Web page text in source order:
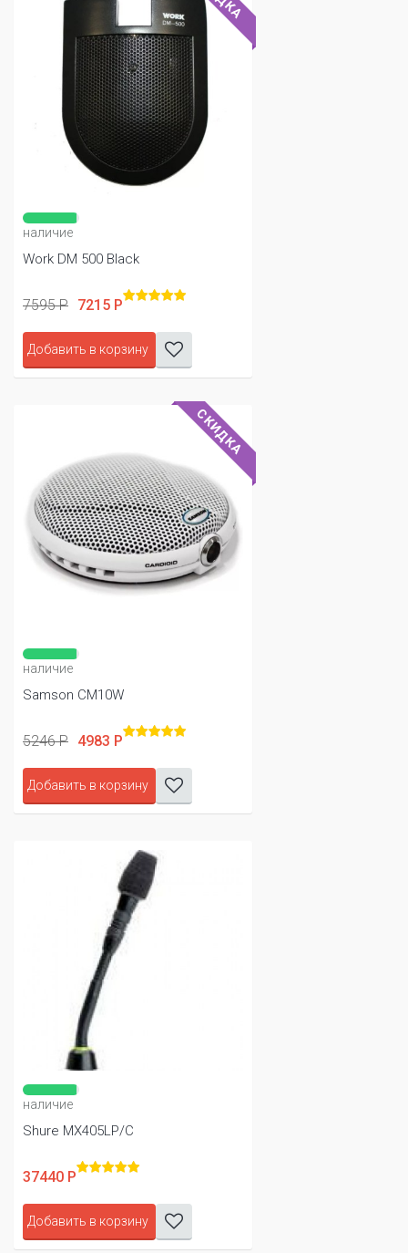
наличие
Work DM 500 Black
7595 Р 7215 Р
Добавить в корзину
СКИДКА
наличие
Samson CM10W
5246 Р 4983 Р
Добавить в корзину
наличие
Shure MX405LP/C
37440 Р
Добавить в корзину